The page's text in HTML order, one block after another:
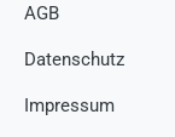
AGB
Datenschutz
Impressum